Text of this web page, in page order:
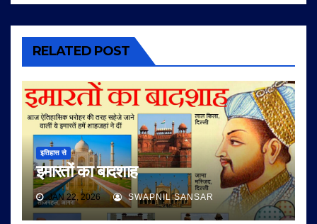
RELATED POST
इतिहास से
इमारतों का बादशाह
JAN 22, 2026 SWAPNIL SANSAR